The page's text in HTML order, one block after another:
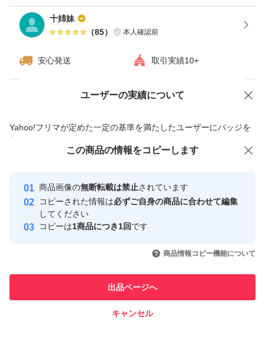
十姉妹
（85） 本人確認前
安心発送 取引実績10+
ユーザーの実績について
Yahoo!フリマが定めた一定の基準を満たしたユーザーにバッジを
付与しています
安心取引出品者
心・安全なユーザーです
取引実績
引を完了させた実績があります
での取引実績があります
価格の相談 商品への質問
この商品の情報をコピーします
商品画像の無断転載は禁止されています
コピーされた情報は必ずご自身の商品に合わせて編集
してください
コピーは1商品につき1回です
商品情報コピー機能について
出品ページへ
キャンセル
この商品をみている人にオススメ